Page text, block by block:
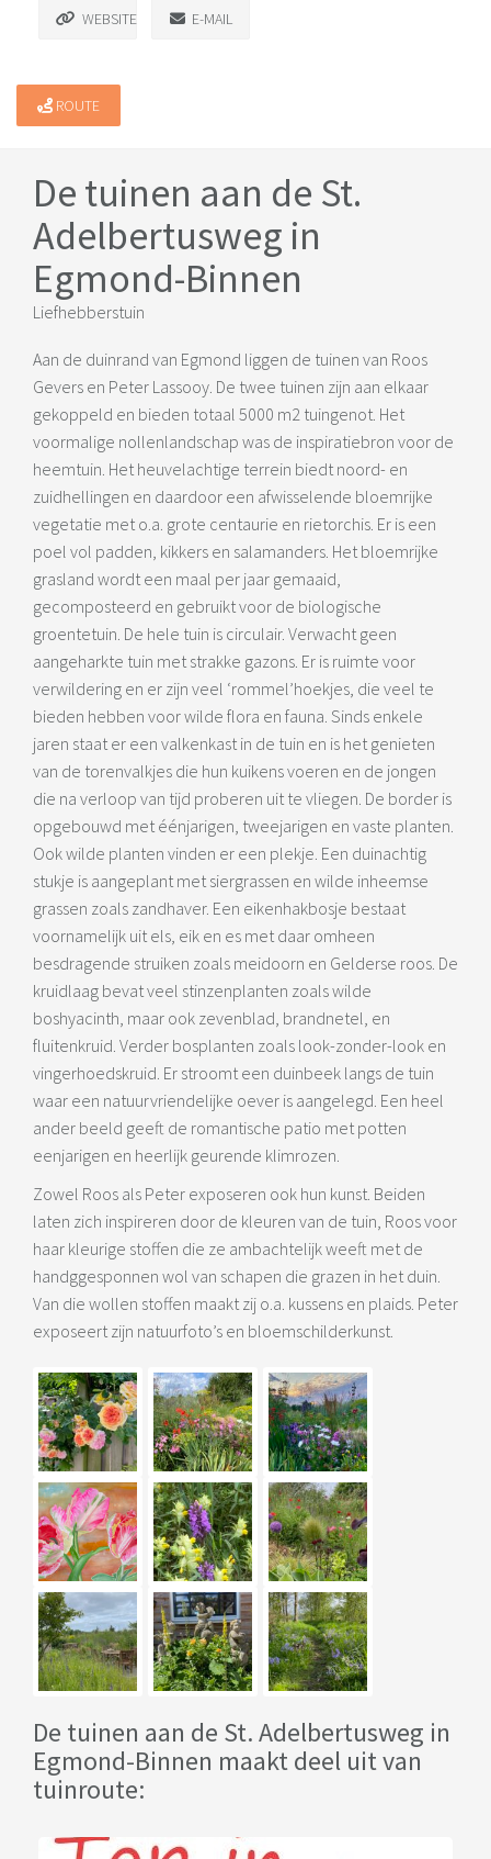
WEBSITE E-MAIL
ROUTE
De tuinen aan de St.
Adelbertusweg in
Egmond-Binnen
Liefhebberstuin
Aan de duinrand van Egmond liggen de tuinen van Roos
Gevers en Peter Lassooy. De twee tuinen zijn aan elkaar
gekoppeld en bieden totaal 5000 m2 tuingenot. Het
voormalige nollenlandschap was de inspiratiebron voor de
heemtuin. Het heuvelachtige terrein biedt noord- en
zuidhellingen en daardoor een afwisselende bloemrijke
vegetatie met o.a. grote centaurie en rietorchis. Er is een
poel vol padden, kikkers en salamanders. Het bloemrijke
grasland wordt een maal per jaar gemaaid,
gecomposteerd en gebruikt voor de biologische
groentetuin. De hele tuin is circulair. Verwacht geen
aangeharkte tuin met strakke gazons. Er is ruimte voor
verwildering en er zijn veel ‘rommel’hoekjes, die veel te
bieden hebben voor wilde flora en fauna. Sinds enkele
jaren staat er een valkenkast in de tuin en is het genieten
van de torenvalkjes die hun kuikens voeren en de jongen
die na verloop van tijd proberen uit te vliegen. De border is
opgebouwd met éénjarigen, tweejarigen en vaste planten.
Ook wilde planten vinden er een plekje. Een duinachtig
stukje is aangeplant met siergrassen en wilde inheemse
grassen zoals zandhaver. Een eikenhakbosje bestaat
voornamelijk uit els, eik en es met daar omheen
besdragende struiken zoals meidoorn en Gelderse roos. De
kruidlaag bevat veel stinzenplanten zoals wilde
boshyacinth, maar ook zevenblad, brandnetel, en
fluitenkruid. Verder bosplanten zoals look-zonder-look en
vingerhoedskruid. Er stroomt een duinbeek langs de tuin
waar een natuurvriendelijke oever is aangelegd. Een heel
ander beeld geeft de romantische patio met potten
eenjarigen en heerlijk geurende klimrozen.
Zowel Roos als Peter exposeren ook hun kunst. Beiden
laten zich inspireren door de kleuren van de tuin, Roos voor
haar kleurige stoffen die ze ambachtelijk weeft met de
handggesponnen wol van schapen die grazen in het duin.
Van die wollen stoffen maakt zij o.a. kussens en plaids. Peter
exposeert zijn natuurfoto’s en bloemschilderkunst.
De tuinen aan de St. Adelbertusweg in
Egmond-Binnen maakt deel uit van
tuinroute: